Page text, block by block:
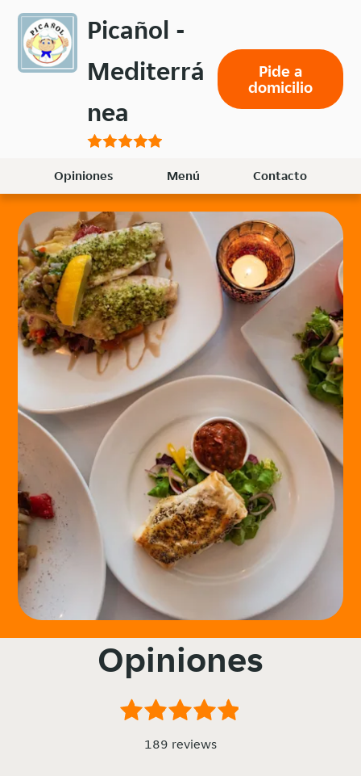
Volver
menú
principal
Picañol -
Mediterrá
nea
Pide a
domicilio
Opiniones Menú Contacto
Opiniones
189 reviews